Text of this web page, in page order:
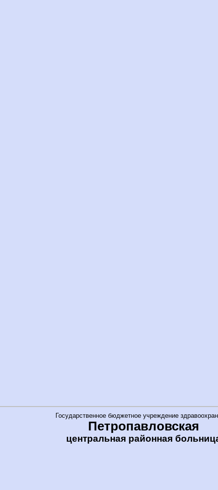
Государственное бюджетное учреждение
Петропавловская
центральная районная